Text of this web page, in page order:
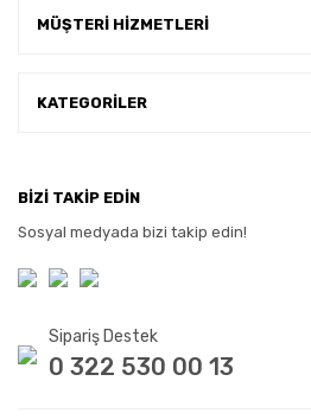
MÜŞTERİ HİZMETLERİ
KATEGORİLER
BİZİ TAKİP EDİN
Sosyal medyada bizi takip edin!
Sipariş Destek
0 322 530 00 13